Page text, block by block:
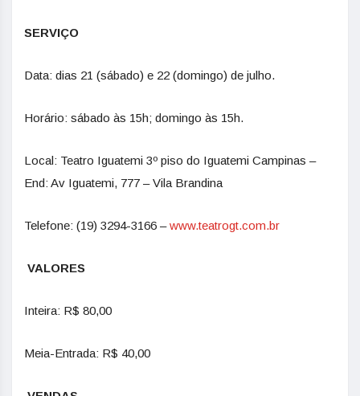
SERVIÇO
Data: dias 21 (sábado) e 22 (domingo) de julho.
Horário: sábado às 15h; domingo às 15h.
Local: Teatro Iguatemi 3º piso do Iguatemi Campinas –
End: Av Iguatemi, 777 – Vila Brandina
Telefone: (19) 3294-3166 –www.teatrogt.com.br
VALORES
Inteira: R$ 80,00
Meia-Entrada: R$ 40,00